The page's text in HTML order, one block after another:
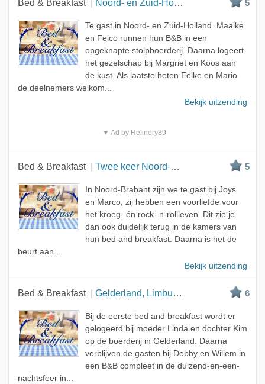
Bed & Breakfast Noord- en Zuid-Holland 5
Te gast in Noord- en Zuid-Holland. Maaike
en Feico runnen hun B&B in een
opgeknapte stolpboerderij. Daarna logeert
het gezelschap bij Margriet en Koos aan
de kust. Als laatste heten Eelke en Mario
de deelnemers welkom...
Bekijk uitzending
▼ Ad by Refinery89
Bed & Breakfast Twee keer Noord-Brabant en Gelderland 5
In Noord-Brabant zijn we te gast bij Joys
en Marco, zij hebben een voorliefde voor
het kroeg- én rock- n-rollleven. Dit zie je
dan ook duidelijk terug in de kamers van
hun bed and breakfast. Daarna is het de
beurt aan...
Bekijk uitzending
Bed & Breakfast Gelderland, Limburg en Utrecht 6
Bij de eerste bed and breakfast wordt er
gelogeerd bij moeder Linda en dochter Kim
op de boerderij in Gelderland. Daarna
verblijven de gasten bij Debby en Willem in
een B&B compleet in de duizend-en-een-
nachtsfeer in...